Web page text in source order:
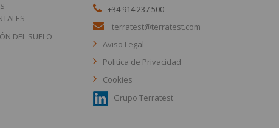
DEL SUELO
+34 914 237 500
terratest@terratest.com
Aviso Legal
Politica de Privacidad
Cookies
Grupo Terratest